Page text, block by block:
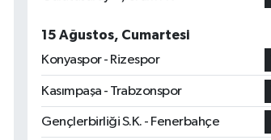
15 Ağustos, Cumartesi
Konyaspor - Rizespor
Kasımpaşa - Trabzonspor
Gençlerbirliği S.K. - Fenerbahçe